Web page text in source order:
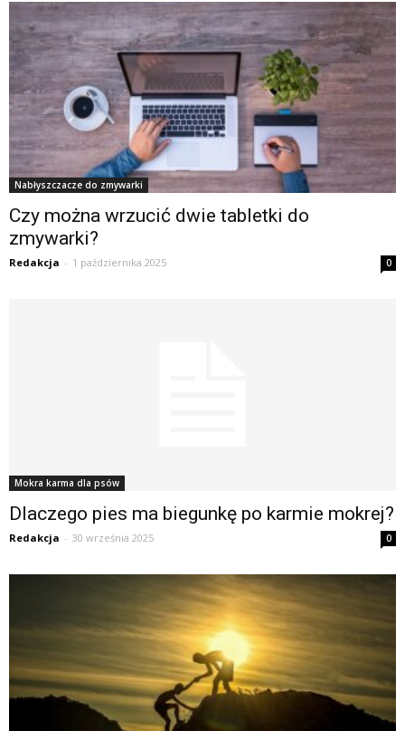
Nabłyszczacze do zmywarki
Czy można wrzucić dwie tabletki do
zmywarki?
Redakcja - 1 października 2025 0
Mokra karma dla psów
Dlaczego pies ma biegunkę po karmie mokrej?
Redakcja - 30 września 2025 0